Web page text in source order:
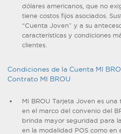
dólares americanos, que no
tiene costos fijos asociados.
“Cuenta Joven” y a su
características y condiciones
clientes.
Condiciones de la Cuenta MI
Contrato MI BROU
MI BROU Tarjeta Joven es
en el marco del convenio del
brinda mayor seguridad para
en la modalidad POS como en